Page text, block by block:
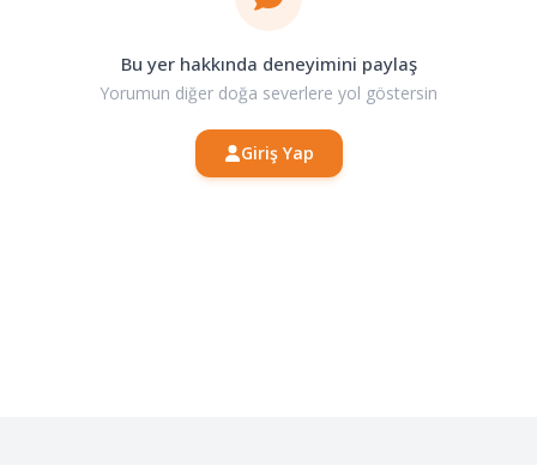
Bu yer hakkında deneyimini paylaş
Yorumun diğer doğa severlere yol göstersin
Giriş Yap